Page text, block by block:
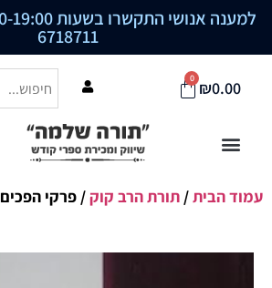
למענה אנושי התקשרו בשעות 09:00-19:00 לטלפון
6718711
₪0.00
0
עמוד הבית/ תורת הרב קוק/ פרקי הפכים